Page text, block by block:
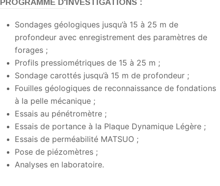
PROGRAMME D'INVESTIGATIONS :
Sondages géologiques jusqu’à 15 à 25 m de
profondeur avec enregistrement des paramètres de
forages ;
Profils pressiométriques de 15 à 25 m ;
Sondage carottés jusqu’à 15 m de profondeur ;
Fouilles géologiques de reconnaissance de fondations
à la pelle mécanique ;
Essais au pénétromètre ;
Essais de portance à la Plaque Dynamique Légère ;
Essais de perméabilité MATSUO ;
Pose de piézomètres ;
Analyses en laboratoire.